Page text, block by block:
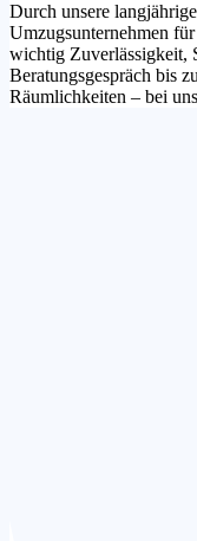
Durch unsere
Umzugsunternehmen
wichtig Zuverlässigkeit,
Beratungsgespräch bis
Räumlichkeiten – bei